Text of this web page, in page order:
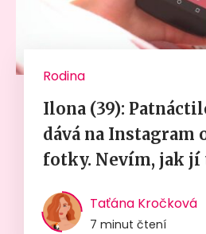
Rodina
Ilona (39):
dává na Instagram
fotky. Nevím, jak jí
Taťána Kročková
7 minut čtení